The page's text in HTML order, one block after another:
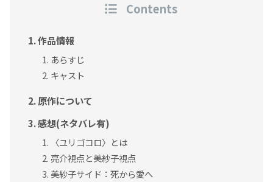
Contents
作品情報
あらすじ
キャスト
原作について
感想(ネタバレ有)
〈ユリゴコロ〉とは
亮介視点と美紗子視点
美紗子サイド：死から愛へ